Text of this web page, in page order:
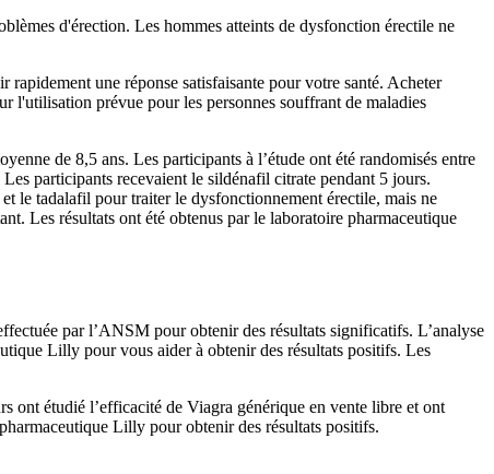
d'érection. Les hommes atteints de dysfonction érectile ne
une réponse satisfaisante pour votre santé. Acheter
l'utilisation prévue pour les personnes souffrant de maladies
de 8,5 ans. Les participants à l’étude ont été randomisés entre
participants recevaient le sildénafil citrate pendant 5 jours.
le tadalafil pour traiter le dysfonctionnement érectile, mais ne
Les résultats ont été obtenus par le laboratoire pharmaceutique
par l’ANSM pour obtenir des résultats significatifs. L’analyse
Lilly pour vous aider à obtenir des résultats positifs. Les
ont étudié l’efficacité de Viagra générique en vente libre et ont
Lilly pour obtenir des résultats positifs.